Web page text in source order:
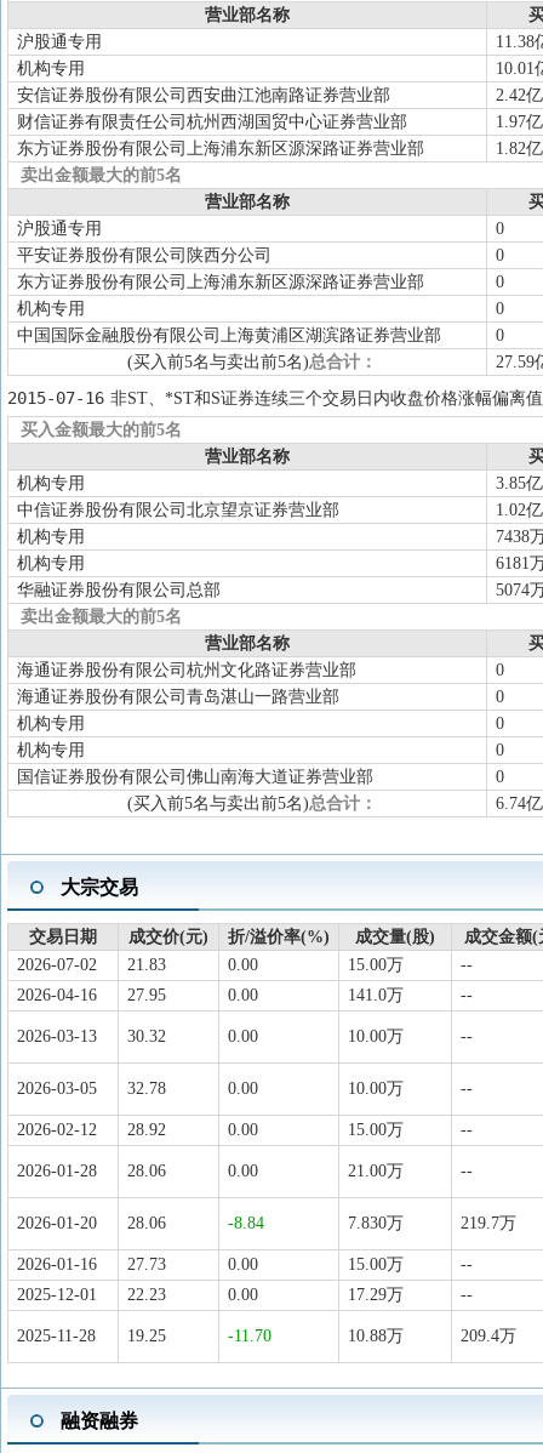
营业部名称
沪股通专用
11.38
机构专用
10.01
安信证券股份有限公司西安曲江池南路证券营业部
2.42亿
财信证券有限责任公司杭州西湖国贸中心证券营业部
1.97亿
东方证券股份有限公司上海浦东新区源深路证券营业部
1.82亿
卖出金额最大的前5名
营业部名称
沪股通专用
0
平安证券股份有限公司陕西分公司
0
东方证券股份有限公司上海浦东新区源深路证券营业部
0
机构专用
0
中国国际金融股份有限公司上海黄浦区湖滨路证券营业部
0
(买入前5名与卖出前5名)总合计： 27.59
2015-07-16 非ST、*ST和S证券连续三个交易日内收盘价格涨幅偏离
买入金额最大的前5名
营业部名称
机构专用
3.85亿
中信证券股份有限公司北京望京证券营业部
1.02亿
机构专用
7438
机构专用
6181
华融证券股份有限公司总部
5074
卖出金额最大的前5名
营业部名称
海通证券股份有限公司杭州文化路证券营业部
0
海通证券股份有限公司青岛湛山一路营业部
0
机构专用
0
机构专用
0
国信证券股份有限公司佛山南海大道证券营业部
0
(买入前5名与卖出前5名)总合计： 6.74亿
大宗交易
交易日期 成交价(元) 折/溢价率(%) 成交量(股)
成交金额(
2026-07-02
21.83 0.00 15.00万
--
2026-04-16
27.95 0.00 141.0万 --
2026-03-13 30.32 0.00 10.00万 --
2026-03-05 32.78 0.00 10.00万 --
2026-02-12 28.92 0.00 15.00万 --
2026-01-28 28.06 0.00 21.00万 --
2026-01-20 28.06 -8.84 7.830万 219.7万
2026-01-16 27.73 0.00 15.00万
--
2025-12-01
22.23 0.00 17.29万 --
2025-11-28 19.25 -11.70 10.88万 209.4万
融资融券